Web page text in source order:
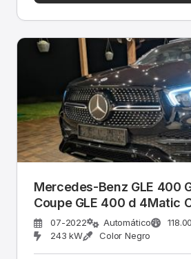
Mercedes-Benz GLE 400
Coupe GLE 400 d 4Matic
07-2022 Automático
243 kW
Color Negro